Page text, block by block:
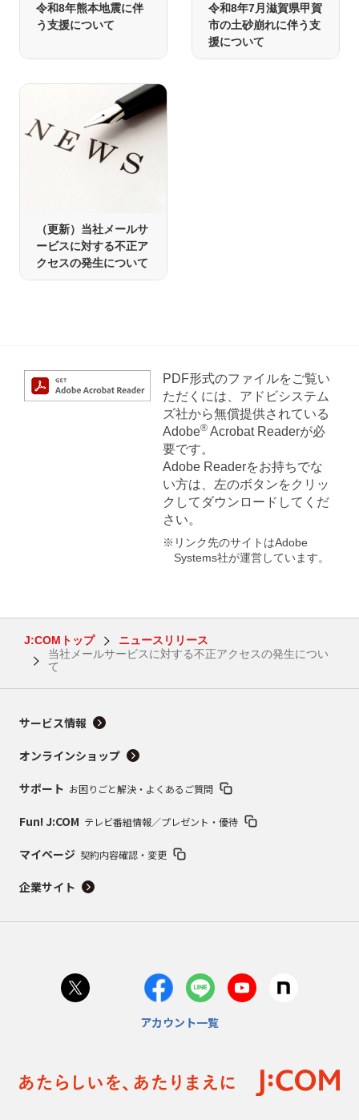
令和8年熊本地震に伴
う支援について
令和8年7月滋賀県甲賀
市の土砂崩れに伴う支
援について
（更新）当社メールサ
ービスに対する不正ア
クセスの発生について
PDF形式のファイルをご覧い
ただくには、アドビシステム
ズ社から無償提供されている
Adobe®Acrobat Readerが必
要です。
Adobe Readerをお持ちでな
い方は、左のボタンをクリッ
クしてダウンロードしてくだ
さい。
※リンク先のサイトはAdobe
Systems社が運営しています。
J:COMトップ
ニュースリリース
当社メールサービスに対する不正アクセスの発生につい
て
サービス情報
オンラインショップ
サポート お困りごと解決・よくあるご質問
Fun! J:COM テレビ番組情報／プレゼント・優待
マイページ 契約内容確認・変更
企業サイト
アカウント一覧